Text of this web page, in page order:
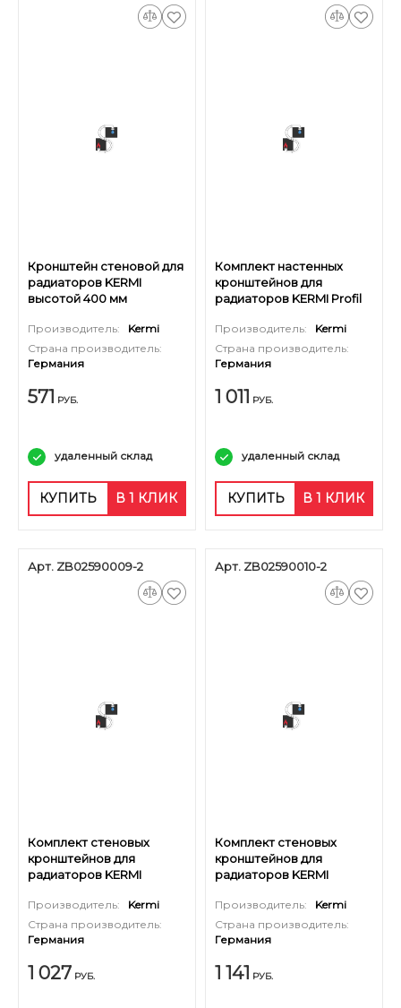
Кронштейн стеновой для
радиаторов KERMI
высотой 400 мм
Производитель:
Kermi
Страна производитель:
Германия
571 РУБ.
удаленный склад
КУПИТЬ В 1 КЛИК
Комплект настенных
кронштейнов для
радиаторов KERMI Profil
Производитель:
Kermi
Страна производитель:
Германия
1 011 РУБ.
удаленный склад
КУПИТЬ В 1 КЛИК
Арт. ZB02590009-2
Комплект стеновых
кронштейнов для
радиаторов KERMI
(оцинкованный) 2шт
Производитель:
Kermi
Страна производитель:
Германия
1 027 РУБ.
Арт. ZB02590010-2
Комплект стеновых
кронштейнов для
радиаторов KERMI
(оцинкованный) 2шт
Производитель:
Kermi
Страна производитель:
Германия
1 141 РУБ.